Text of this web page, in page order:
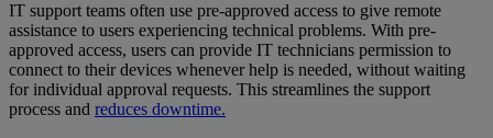
IT support teams often use pre-approved access to give remote
assistance to users experiencing technical problems. With pre-
approved access, users can provide IT technicians permission to
connect to their devices whenever help is needed, without waiting
for individual approval requests. This streamlines the support
process and reduces downtime.